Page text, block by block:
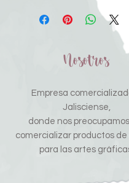
Nosotros
Empresa
Jalisciense,
donde nos
comercializar productos de
para las artes